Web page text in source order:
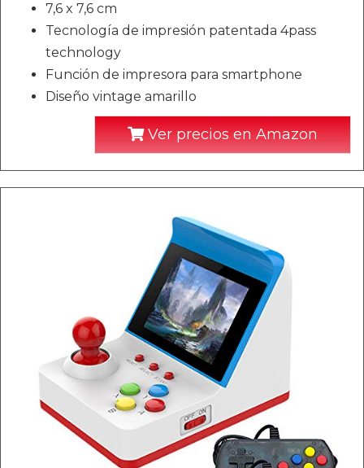
7,6 x 7,6 cm
Tecnología de impresión patentada 4pass
technology
Función de impresora para smartphone
Diseño vintage amarillo
Ver precios en Amazon